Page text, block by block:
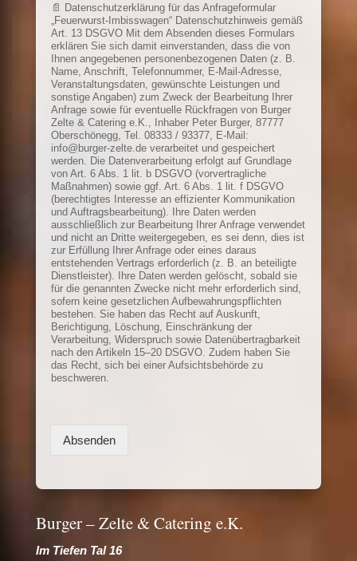
📄 Datenschutzerklärung für das Anfrageformular
„Feuerwurst-Imbisswagen“ Datenschutzhinweis gemäß
Art. 13 DSGVO Mit dem Absenden dieses Formulars
erklären Sie sich damit einverstanden, dass die von
Ihnen angegebenen personenbezogenen Daten (z. B.
Name, Anschrift, Telefonnummer, E-Mail-Adresse,
Veranstaltungsdaten, gewünschte Leistungen und
sonstige Angaben) zum Zweck der Bearbeitung Ihrer
Anfrage sowie für eventuelle Rückfragen von Burger
Zelte & Catering e.K., Inhaber Peter Burger, 87777
Oberschönegg, Tel. 08333 / 93377, E-Mail:
info@burger-zelte.de verarbeitet und gespeichert
werden. Die Datenverarbeitung erfolgt auf Grundlage
von Art. 6 Abs. 1 lit. b DSGVO (vorvertragliche
Maßnahmen) sowie ggf. Art. 6 Abs. 1 lit. f DSGVO
(berechtigtes Interesse an effizienter Kommunikation
und Auftragsbearbeitung). Ihre Daten werden
ausschließlich zur Bearbeitung Ihrer Anfrage verwendet
und nicht an Dritte weitergegeben, es sei denn, dies ist
zur Erfüllung Ihrer Anfrage oder eines daraus
entstehenden Vertrags erforderlich (z. B. an beteiligte
Dienstleister). Ihre Daten werden gelöscht, sobald sie
für die genannten Zwecke nicht mehr erforderlich sind,
sofern keine gesetzlichen Aufbewahrungspflichten
bestehen. Sie haben das Recht auf Auskunft,
Berichtigung, Löschung, Einschränkung der
Verarbeitung, Widerspruch sowie Datenübertragbarkeit
nach den Artikeln 15–20 DSGVO. Zudem haben Sie
das Recht, sich bei einer Aufsichtsbehörde zu
beschweren.
Absenden
Burger – Zelte & Catering e.K.
Im Tiefen Tal 16